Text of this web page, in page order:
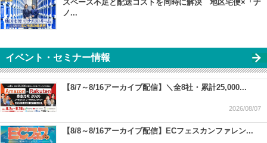
スペース不足と配送コストを同時に解決 地区宅便×「ナ
ノ...
イベント・セミナー情報
【8/7～8/16アーカイブ配信】＼全8社・累計25,000...
2026/08/07
【8/8～8/16アーカイブ配信】ECフェスカンファレン...